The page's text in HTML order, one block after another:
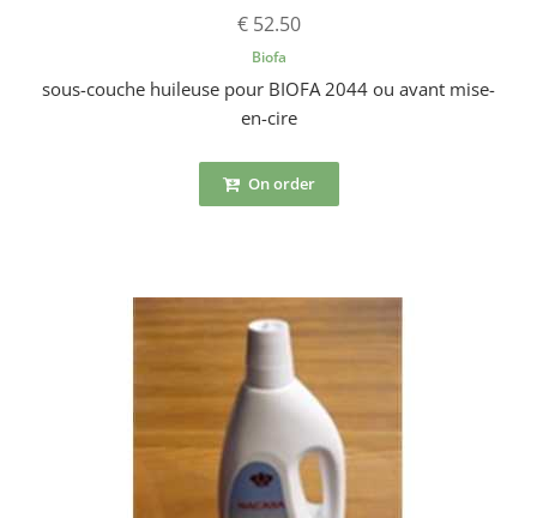
€ 52.50
Biofa
sous-couche huileuse pour BIOFA 2044 ou avant mise-
en-cire
On order